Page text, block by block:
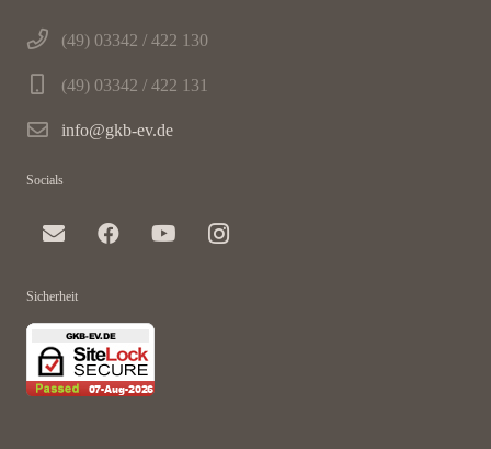
(49) 03342 / 422 130
(49) 03342 / 422 131
info@gkb-ev.de
Socials
Sicherheit